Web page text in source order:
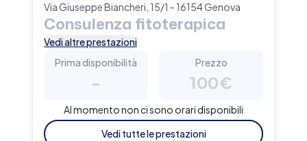
Via Giuseppe Biancheri, 15/1 - 16154 Genova
Consulenza fitoterapica
Vedi altre prestazioni
Prima disponibilità
-
Prezzo
100€
Al momento non ci sono orari disponibili
Vedi tutte le prestazioni